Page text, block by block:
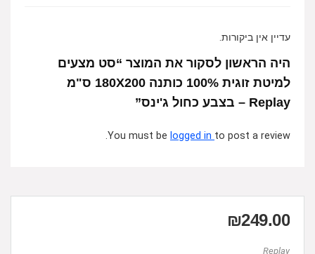
עדיין אין ביקורות.
היה הראשון לסקור את המוצר “סט מצעים
למיטת זוגית 100% כותנה 180X200 ס"מ
Replay – בצבע כחול ג'ינס”
You must be logged in to post a review.
₪249.00
Replay